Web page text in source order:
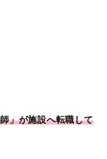
」が施設へ転職して